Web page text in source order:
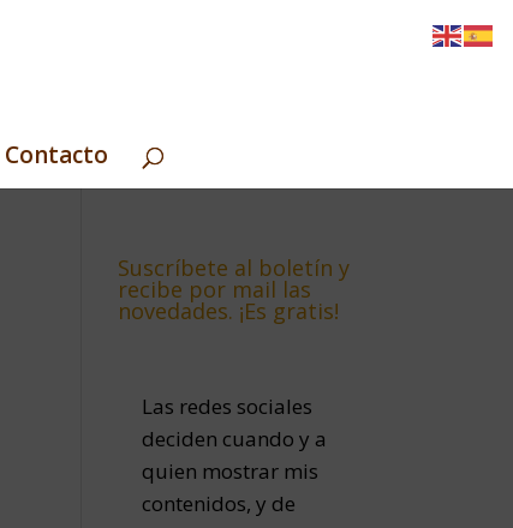
Contacto
Suscríbete al boletín y
recibe por mail las
novedades. ¡Es gratis!
Las redes sociales
deciden cuando y a
quien mostrar mis
contenidos, y de